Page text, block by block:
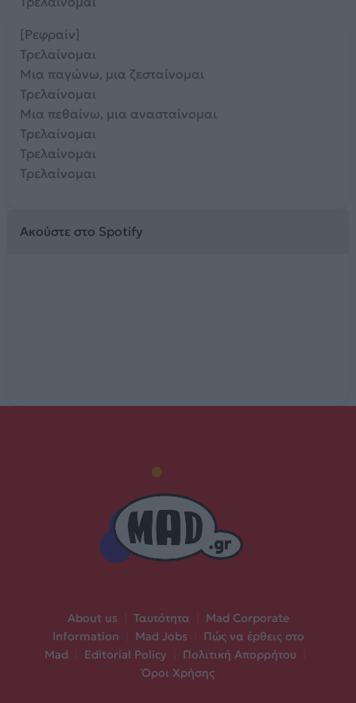
[Ρεφραίν]
Τρελαίνομαι
Μια παγώνω, μια ζεσταίνομαι
Τρελαίνομαι
Μια πεθαίνω, μια ανασταίνομαι
Τρελαίνομαι
Τρελαίνομαι
Τρελαίνομαι
Ακούστε στο Spotify
About us Ταυτότητα
Mad Corporate
Information
Mad Jobs
Πώς να έρθεις στο
Mad
Editorial Policy Πολιτική Απορρήτου
Όροι Χρήσης